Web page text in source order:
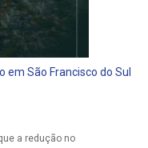
São Francisco do Sul
a redução no